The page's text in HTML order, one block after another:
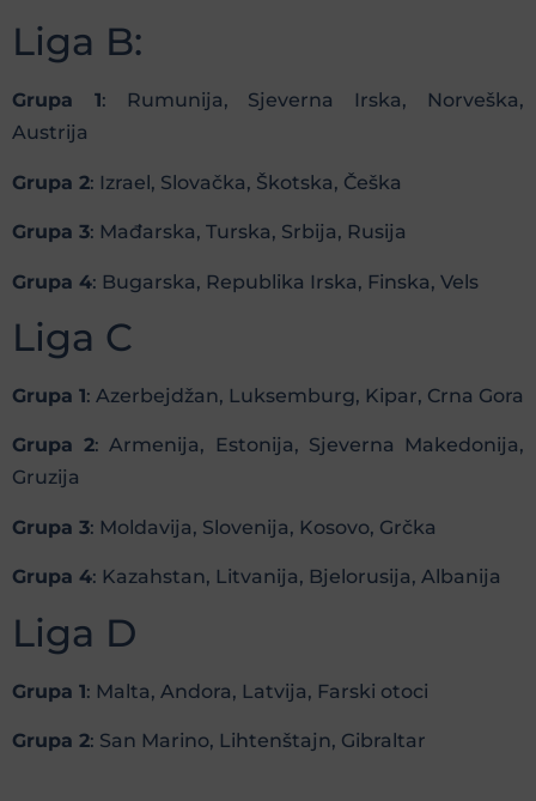
Liga B:
Grupa 1: Rumunija, Sjeverna Irska, Norveška,
Austrija
Grupa 2: Izrael, Slovačka, Škotska, Češka
Grupa 3: Mađarska, Turska, Srbija, Rusija
Grupa 4: Bugarska, Republika Irska, Finska, Vels
Liga C
Grupa 1: Azerbejdžan, Luksemburg, Kipar, Crna Gora
Grupa 2: Armenija, Estonija, Sjeverna Makedonija,
Gruzija
Grupa 3: Moldavija, Slovenija, Kosovo, Grčka
Grupa 4: Kazahstan, Litvanija, Bjelorusija, Albanija
Liga D
Grupa 1: Malta, Andora, Latvija, Farski otoci
Grupa 2: San Marino, Lihtenštajn, Gibraltar